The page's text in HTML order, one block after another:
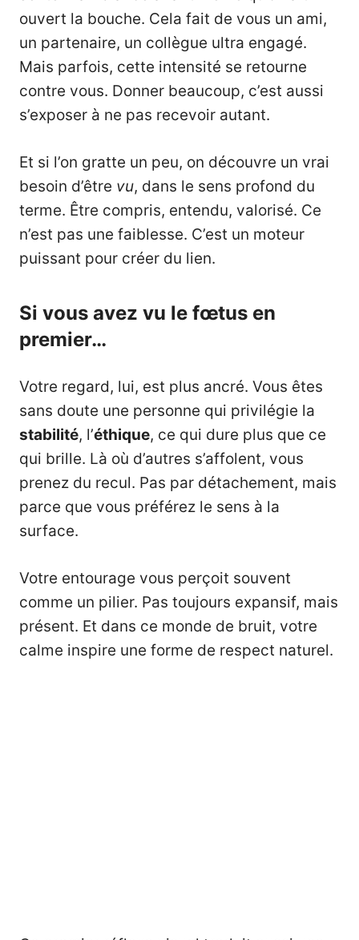
ouvert la bouche. Cela fait de vous un ami,
un partenaire, un collègue ultra engagé.
Mais parfois, cette intensité se retourne
contre vous. Donner beaucoup, c’est aussi
s’exposer à ne pas recevoir autant.
Et si l’on gratte un peu, on découvre un vrai
besoin d’être vu, dans le sens profond du
terme. Être compris, entendu, valorisé. Ce
n’est pas une faiblesse. C’est un moteur
puissant pour créer du lien.
Si vous avez vu le fœtus en
premier…
Votre regard, lui, est plus ancré. Vous êtes
sans doute une personne qui privilégie la
stabilité, l’éthique, ce qui dure plus que ce
qui brille. Là où d’autres s’affolent, vous
prenez du recul. Pas par détachement, mais
parce que vous préférez le sens à la
surface.
Votre entourage vous perçoit souvent
comme un pilier. Pas toujours expansif, mais
présent. Et dans ce monde de bruit, votre
calme inspire une forme de respect naturel.